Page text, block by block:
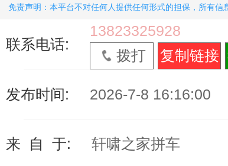
免责声明：本平台不对任何人提供任何形式的担保，所有
联系电话:
13823325928
拨打
复制链接
发布时间: 2026-7-8 16:16:00
来 自 于: 轩啸之家拼车